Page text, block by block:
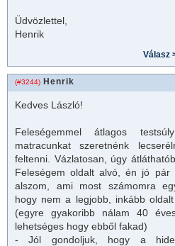
Üdvözlettel,
Henrik
(#3244) Henrik
Kedves László!
Feleségemmel átlagos
matracunkat szeretnénk
feltenni. Vázlatosan, úgy
Feleségem oldalt alvó, én jó
alszom, ami most számomra
hogy nem a legjobb, inkább
(egyre gyakoribb nálam 40
lehetséges hogy ebből fakad)
- Jól gondoljuk, hogy a